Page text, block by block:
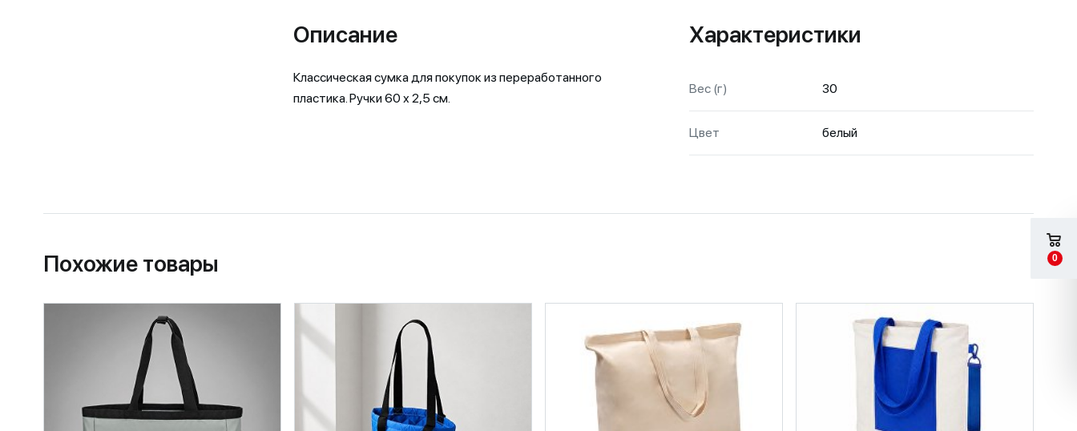
Описание
Классическая сумка для покупок из переработанного
пластика. Ручки 60 х 2,5 см.
Характеристики
Вес (г) 30
Цвет белый
Похожие товары 0